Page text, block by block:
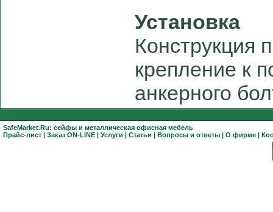
Установка
Конструкция
крепление к
анкерного
SafeMarket.Ru: сейфы и металлическая офисная мебель
Прайс-лист | Заказ ON-LINE | Услуги | Статьи | Вопросы и ответы | О фирме |